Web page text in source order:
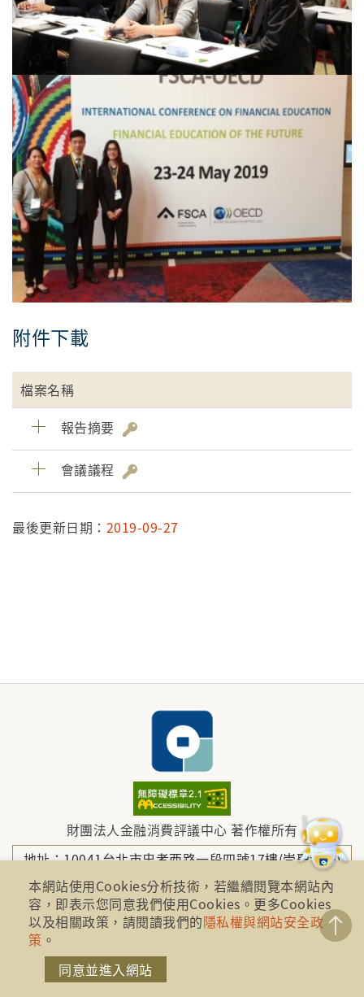
附件下載
檔案名稱
報告摘要
會議議程
最後更新日期： 2019-09-27
財團法人金融消費評議中心 著作權所有
地址：10041台北市忠孝西路一段四號17樓(崇聖大樓)
電話：886-2-2316-1288
金融服務專線：1998
本網站使用Cookies分析技術，若繼續閱覽本網站內
容，即表示您同意我們使用Cookies。更多Cookies
以及相關政策，請閱讀我們的隱私權與網站安全政
策 。
同意並進入網站